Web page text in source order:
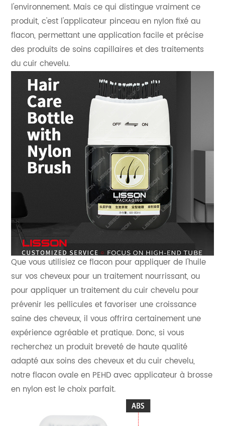
l'environnement. Mais ce qui distingue vraiment ce
produit, c'est l'applicateur pinceau en nylon fixé au
flacon, permettant une application facile et précise
des produits de soins capillaires et des traitements
du cuir chevelu.
Que vous utilisiez ce flacon pour appliquer de l'huile
sur vos cheveux pour un traitement nourrissant, ou
pour appliquer un traitement du cuir chevelu pour
prévenir les pellicules et favoriser une croissance
saine des cheveux, il vous offrira certainement une
expérience agréable et pratique. Donc, si vous
recherchez un produit breveté de haute qualité
adapté aux soins des cheveux et du cuir chevelu,
notre flacon ovale en PEHD avec applicateur à brosse
en nylon est le choix parfait.